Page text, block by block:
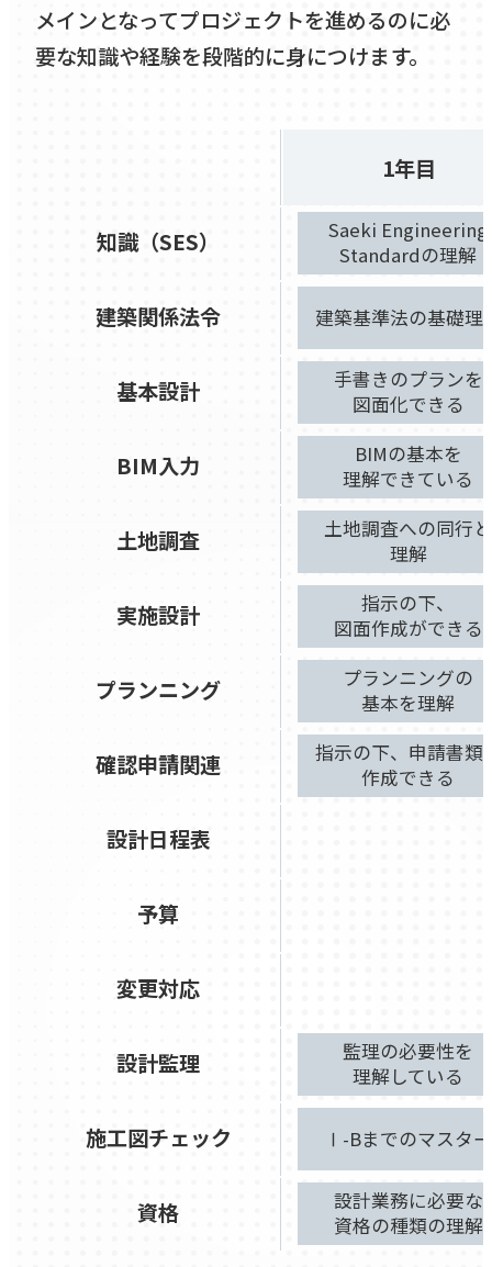
メインとなってプロジェクトを進めるのに必
要な知識や経験を段階的に身につけます。
1年目
知識（SES）
Saeki Engineering
Standardの理解
建築関係法令 建築基準法の基礎理
基本設計
手書きのプランを
図面化できる
BIM入力
BIMの基本を
理解できている
土地調査
土地調査への同行と
理解
実施設計
指示の下、
図面作成ができる
プランニング
プランニングの
基本を理解
確認申請関連
指示の下、申請書類
作成できる
設計日程表
予算
変更対応
設計監理
監理の必要性を
理解している
施工図チェック Ⅰ-Bまでのマスター
資格
設計業務に必要な
資格の種類の理解